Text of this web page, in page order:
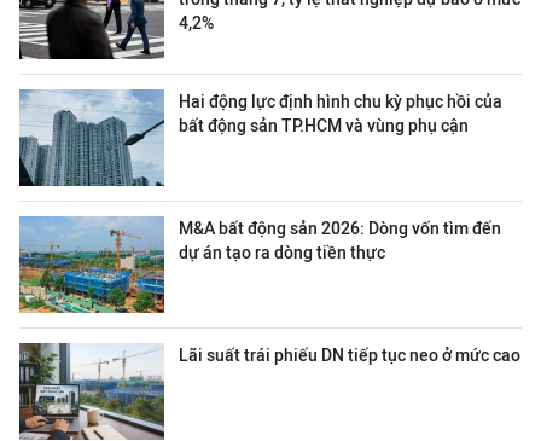
4,2%
Hai động lực định hình chu kỳ phục hồi của
bất động sản TP.HCM và vùng phụ cận
M&A bất động sản 2026: Dòng vốn tìm đến
dự án tạo ra dòng tiền thực
Lãi suất trái phiếu DN tiếp tục neo ở mức cao